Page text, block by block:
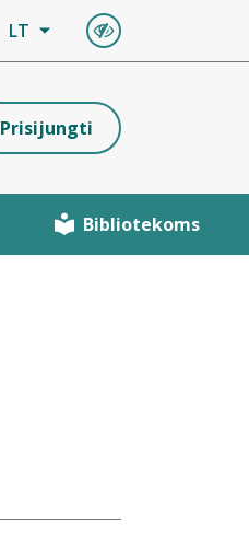
LT
Prisijungti
Bibliotekoms